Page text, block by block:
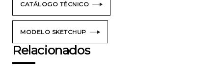
CATÁLOGO TÉCNICO
MODELO SKETCHUP
Relacionados